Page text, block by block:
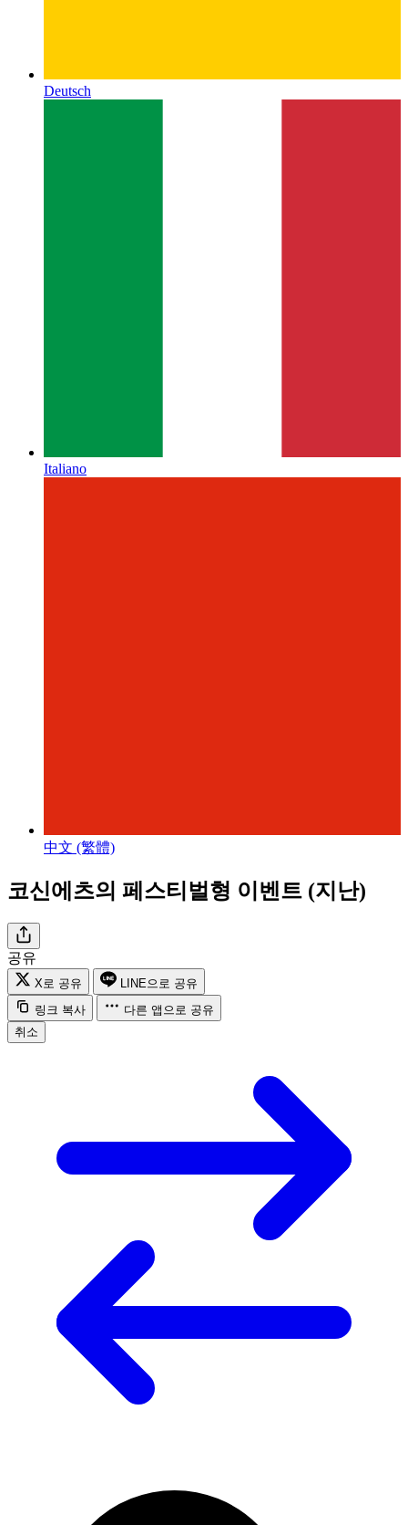
Deutsch
Italiano
中文 (繁體)
코신에츠의 페스티벌형 이벤트 (지난)
공유
X로 공유
LINE으로 공유
링크 복사
다른 앱으로 공유
취소